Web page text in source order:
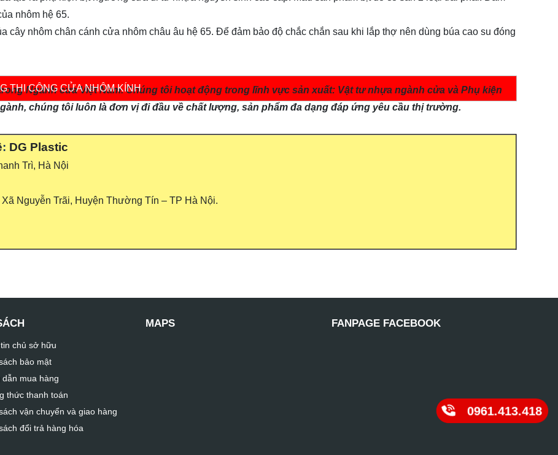
nhôm hệ 65.
cây nhôm chân cánh cửa nhôm châu âu hệ 65. Để đảm bảo độ chắc chắn sau khi lắp thợ nên dùng búa cao su đóng
THI CÔNG CỬA NHÔM KÍNH
Ngành cửa Việt Nam. Chúng tôi hoạt động trong lĩnh vực sản xuất: Vật tư nhựa ngành cửa và Phụ kiện
chúng tôi luôn là đơn vị đi đầu về chất lượng, sản phẩm đa dạng đáp ứng yêu cầu thị trường.
: DG Plastic
Trì, Hà Nội
Nguyễn Trãi, Huyện Thường Tín – TP Hà Nội.
chủ sở hữu
bảo mật
mua hàng
thức thanh toán
vận chuyển và giao hàng
đổi trả hàng hóa
MAPS FANPAGE FACEBOOK
0961.413.418